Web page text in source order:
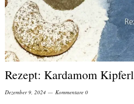
Rezept: Kardamom Kipferl
Dezember 9, 2024 Kommentare 0